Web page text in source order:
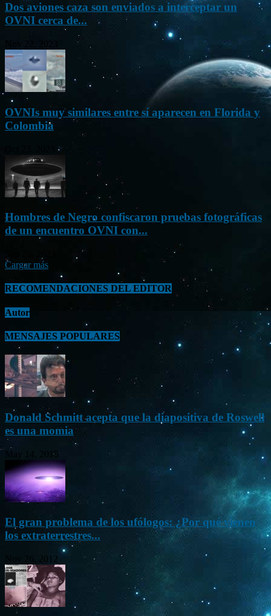
Dos aviones caza son enviados a interceptar un
OVNI cerca de...
Nov 22, 2023
OVNIs muy similares entre sí aparecen en Florida y
Colombia
Hombres de Negro confiscaron pruebas fotográficas
de un encuentro OVNI con...
Cargar más
RECOMENDACIONES DEL EDITOR
Autor
MENSAJES POPULARES
Donald Schmitt acepta que la diapositiva de Roswell
es una momia
May 14, 2015
El gran problema de los ufólogos: ¿Por qué vienen
los extraterrestres...
Nov 26, 2012